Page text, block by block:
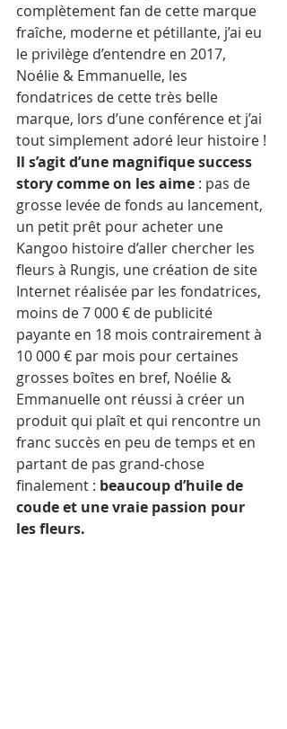
complètement fan de cette marque
fraîche, moderne et pétillante, j’ai eu
le privilège d’entendre en 2017,
Noélie & Emmanuelle, les
fondatrices de cette très belle
marque, lors d’une conférence et j’ai
tout simplement adoré leur histoire !
Il s’agit d’une magnifique success
story comme on les aime : pas de
grosse levée de fonds au lancement,
un petit prêt pour acheter une
Kangoo histoire d’aller chercher les
fleurs à Rungis, une création de site
Internet réalisée par les fondatrices,
moins de 7 000 € de publicité
payante en 18 mois contrairement à
10 000 € par mois pour certaines
grosses boîtes en bref, Noélie &
Emmanuelle ont réussi à créer un
produit qui plaît et qui rencontre un
franc succès en peu de temps et en
partant de pas grand-chose
finalement : beaucoup d’huile de
coude et une vraie passion pour
les fleurs.